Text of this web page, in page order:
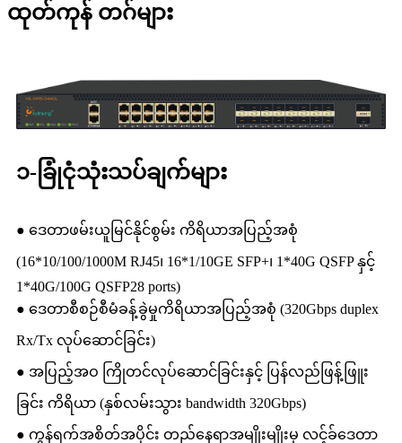
ထုတ်ကုန် တဂ်များ
၁-ခြုံငုံသုံးသပ်ချက်များ
● ဒေတာဖမ်းယူမြင်နိုင်စွမ်း ကိရိယာအပြည့်အစုံ
(16*10/100/1000M RJ45၊ 16*1/10GE SFP+၊ 1*40G QSFP နှင့်
1*40G/100G QSFP28 ports)
● ဒေတာစီစဉ်စီမံခန့်ခွဲမှုကိရိယာအပြည့်အစုံ (320Gbps duplex
Rx/Tx လုပ်ဆောင်ခြင်း)
● အပြည့်အဝ ကြိုတင်လုပ်ဆောင်ခြင်းနှင့် ပြန်လည်ဖြန့်ဖြူး
ခြင်း ကိရိယာ (နှစ်လမ်းသွား bandwidth 320Gbps)
● ကွန်ရက်အစိတ်အပိုင်း တည်နေရာအမျိုးမျိုးမှ လင့်ခ်ဒေတာ